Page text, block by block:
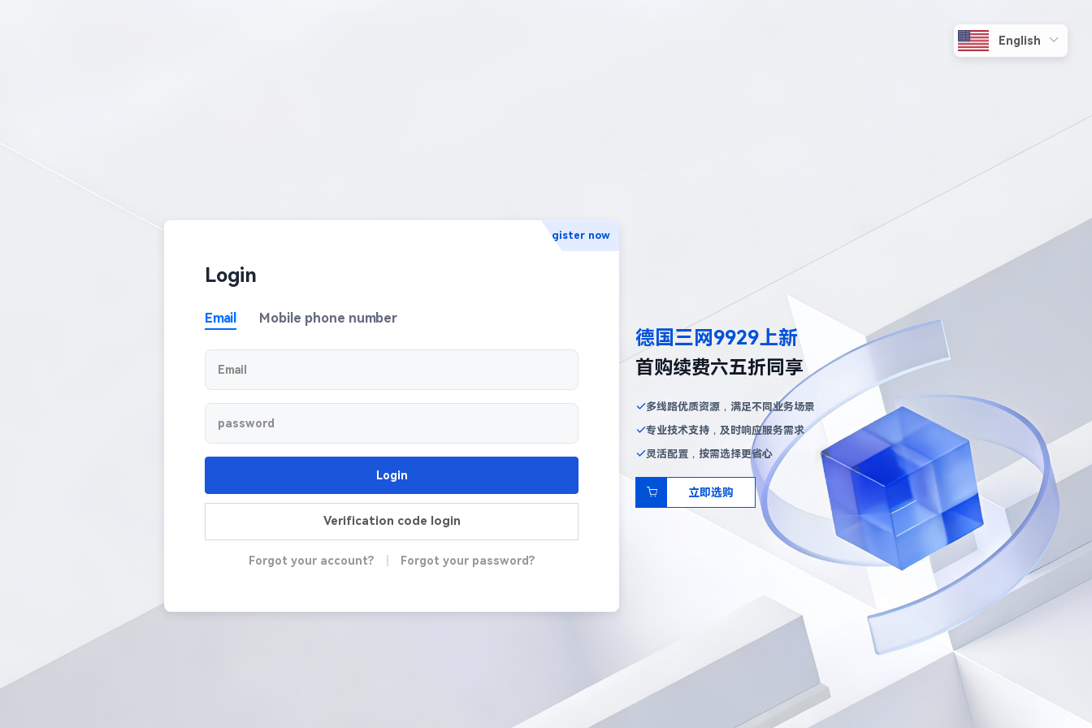
Register now
Login
Email Mobile phone number
Login
Verification code login
Forgot your account? Forgot your password?
德国三网9929上新
首购续费六五折同享
多线路优质资源，满足不同业务场景
专业技术支持，及时响应服务需求
灵活配置，按需选择更省心
立即选购